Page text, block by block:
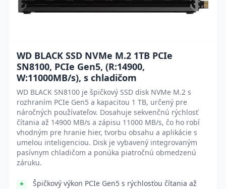
WD BLACK SSD NVMe M.2 1TB PCIe
SN8100, PCIe Gen5, (R:14900,
W:11000MB/s), s chladičom
WD BLACK SN8100 je špičkový SSD disk NVMe M.2 s
rozhraním PCIe Gen5 a kapacitou 1 TB, určený pre
náročných používateľov. Dosahuje sekvenčnú rýchlosť
čítania až 14900 MB/s a zápisu 11000 MB/s, čo ho robí
vhodným pre hranie hier, tvorbu obsahu a aplikácie s
umelou inteligenciou. Disk je vybavený integrovaným
pasívnym chladičom a ponúka piatročnú obmedzenú
záruku.
Špičkový výkon PCIe Gen5 s rýchlosťou čítania až